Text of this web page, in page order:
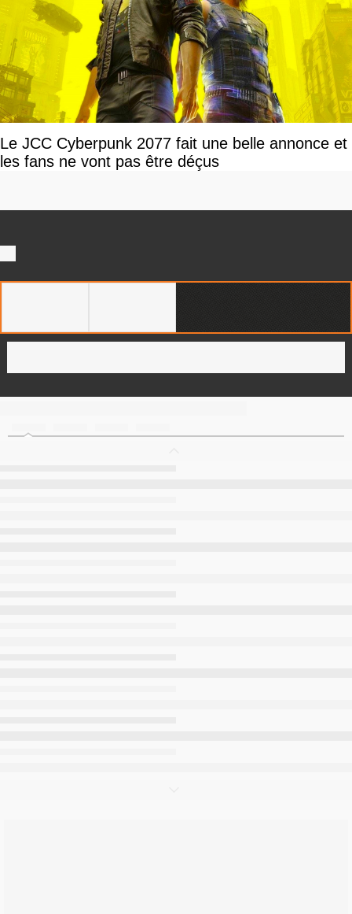
Le JCC Cyberpunk 2077 fait une belle annonce et
les fans ne vont pas être déçus